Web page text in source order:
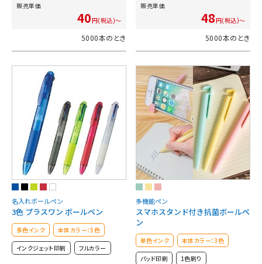
販売単価
40円(税込)～
5000本のとき
販売単価
48円(税込)～
5000本のとき
名入れボールペン
3色 プラスワン ボールペン
多色インク 本体カラー：5色
インクジェット印刷 フルカラー
多機能ペン
スマホスタンド付き抗菌ボールペ
ン
単色インク 本体カラー：3色
パッド印刷 1色刷り